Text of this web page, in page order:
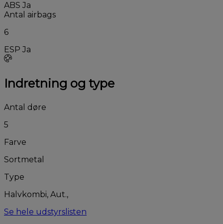
ABS Ja
Antal airbags
6
ESP Ja
Indretning og type
Antal døre
5
Farve
Sortmetal
Type
Halvkombi, Aut.,
Se hele udstyrslisten